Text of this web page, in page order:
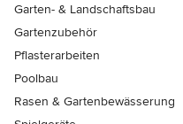
Garten- & Landschaftsbau
Gartenzubehör
Pflasterarbeiten
Poolbau
Rasen & Gartenbewässerung